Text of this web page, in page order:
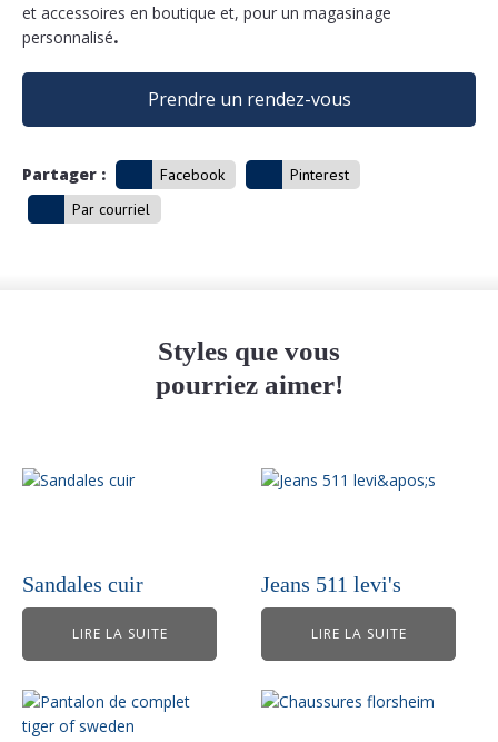
et accessoires en boutique et, pour un magasinage
personnalisé.
Prendre un rendez-vous
Partager : Facebook
Pinterest
Par courriel
Styles que vous
pourriez aimer!
Sandales cuir
LIRE LA SUITE
Jeans 511 levi's
LIRE LA SUITE
Ce
produit
Ce